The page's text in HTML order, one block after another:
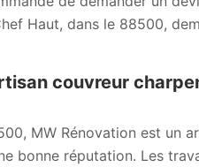
Haut, dans le 88500,
couvreur
MW Rénovation est un
bonne réputation. Les